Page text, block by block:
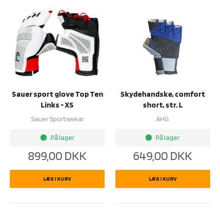
Sauer sport glove Top Ten
Links - XS
Sauer Sportswear
brightness_1 På lager
899,00 DKK
LÆG I KURV
Skydehandske, comfort
short, str. L
AHG
brightness_1 På lager
649,00 DKK
LÆG I KURV